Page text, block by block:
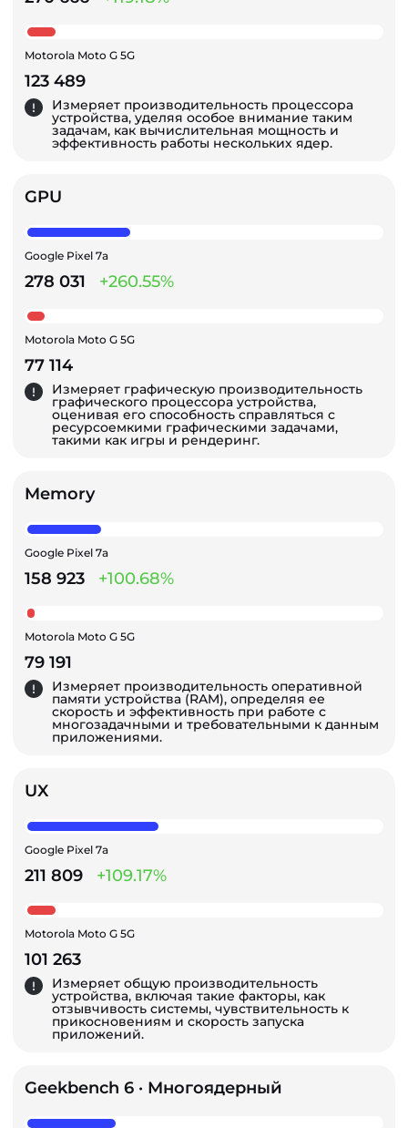
Motorola Moto G 5G
123 489
Измеряет производительность процессора
устройства, уделяя особое внимание таким
задачам, как вычислительная мощность и
эффективность работы нескольких ядер.
GPU
Google Pixel 7a
278 031 +260.55%
Motorola Moto G 5G
77 114
Измеряет графическую производительность
графического процессора устройства,
оценивая его способность справляться с
ресурсоемкими графическими задачами,
такими как игры и рендеринг.
Memory
Google Pixel 7a
158 923 +100.68%
Motorola Moto G 5G
79 191
Измеряет производительность оперативной
памяти устройства (RAM), определяя ее
скорость и эффективность при работе с
многозадачными и требовательными к данным
приложениями.
UX
Google Pixel 7a
211 809 +109.17%
Motorola Moto G 5G
101 263
Измеряет общую производительность
устройства, включая такие факторы, как
отзывчивость системы, чувствительность к
прикосновениям и скорость запуска
приложений.
Geekbench 6 · Многоядерный